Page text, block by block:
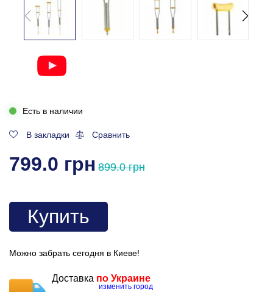
Есть в наличии
В закладки Сравнить
799.0 грн 899.0 грн
Купить
Можно забрать сегодня в Киеве!
Доставка по Украине
изменить город